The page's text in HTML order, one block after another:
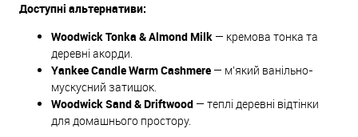
Доступні альтернативи:
Woodwick Tonka & Almond Milk — кремова тонка та
деревні акорди.
Yankee Candle Warm Cashmere — м'який ванільно-
мускусний затишок.
Woodwick Sand & Driftwood — теплі деревні відтінки
для домашнього простору.